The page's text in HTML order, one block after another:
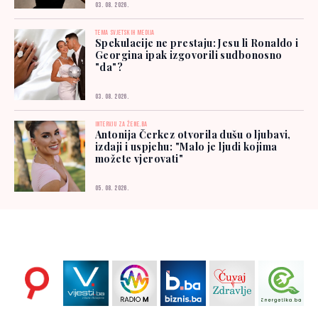
03. 08. 2026.
TEMA SVJETSKIH MEDIJA
Spekulacije ne prestaju: Jesu li Ronaldo i
Georgina ipak izgovorili sudbonosno
"da"?
03. 08. 2026.
INTERVJU ZA ŽENE.BA
Antonija Čerkez otvorila dušu o ljubavi,
izdaji i uspjehu: "Malo je ljudi kojima
možete vjerovati"
05. 08. 2026.